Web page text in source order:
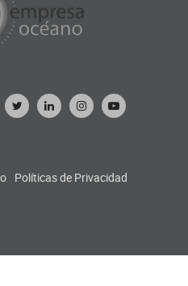
Políticas de Privacidad